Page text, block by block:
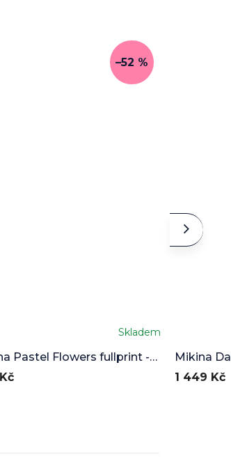
–52 %
Pastel Flowers fullprint -
Skladem
Mikina
1 449 Kč